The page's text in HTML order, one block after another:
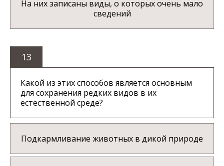
На них записаны виды, о которых очень мало
сведений
13
Какой из этих способов является основным
для сохранения редких видов в их
естественной среде?
Подкармливание животных в дикой природе